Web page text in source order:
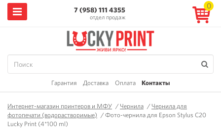
7 (958) 111 4355
отдел продаж
0
Гарантия Доставка Оплата Контакты
Интернет-магазин принтеров и МФУ /Чернила /Чернила для
фотопечати (водорастворимые) /Фото-чернила для Epson Stylus C20
Lucky Print (4*100 ml)